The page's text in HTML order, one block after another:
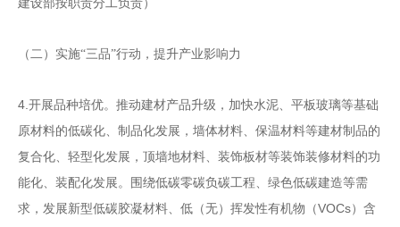
建设部按职责分工负责）
（二）实施“三品”行动，提升产业影响力
4. 开展品种培优。推动建材产品升级，加快水泥、平板玻璃等基础
原材料的低碳化、制品化发展，墙体材料、保温材料等建材制品的
复合化、轻型化发展，顶墙地材料、装饰板材等装饰装修材料的功
能化、装配化发展。围绕低碳零碳负碳工程、绿色低碳建造等需
求，发展新型低碳胶凝材料、 低（无）挥发性有机物（VOCs）含